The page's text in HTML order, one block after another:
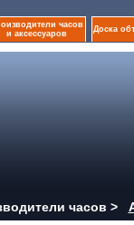
часов
и аксессуаров
Доска
часов >